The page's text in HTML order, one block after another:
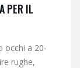
PER IL
occhi a 20-
rughe,